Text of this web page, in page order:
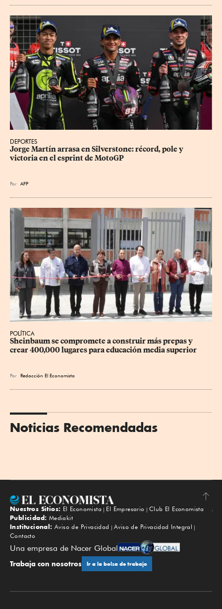
DEPORTES
Jorge Martín arrasa en Silverstone: récord, pole y
victoria en el esprint de MotoGP
Por AFP
POLÍTICA
Sheinbaum se compromete a construir más prepas y
crear 400,000 lugares para educación media superior
Por Redacción El Economista
Noticias Recomendadas
Subir
Nuestros Sitios: El Economista El Empresario
Club El Economista
Publicidad: Mediakit
Institucional: Aviso de Privacidad
Aviso de Privacidad Integral
Contacto
Una empresa de Nacer Global
Trabaja con nosotros Ir a la bolsa de trabajo